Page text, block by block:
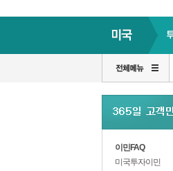
이민FAQ
미국투자이민